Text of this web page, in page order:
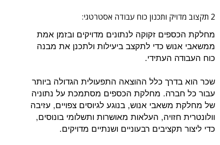
2 תקצוב מדויק ותכנון כוח עבודה אסטרטגי:
מחלקת הכספים זקוקה לנתונים מדויקים ובזמן אמת
ממשאבי אנוש כדי לתקצב ביעילות ולתכנן את מבנה
כוח העבודה העתידי.
שכר הוא בדרך כלל ההוצאה התפעולית הגדולה ביותר
עבור כל חברה. מחלקת הכספים מסתמכת על נתוניה
של מחלקת משאבי אנוש, בנוגע לגיוסים צפויים, עזיבה
וולונטרית חזויה, העלאות מאושרות ותשלומי בונוסים,
כדי ליצור תקציבים רבעוניים ושנתיים מדויקים.